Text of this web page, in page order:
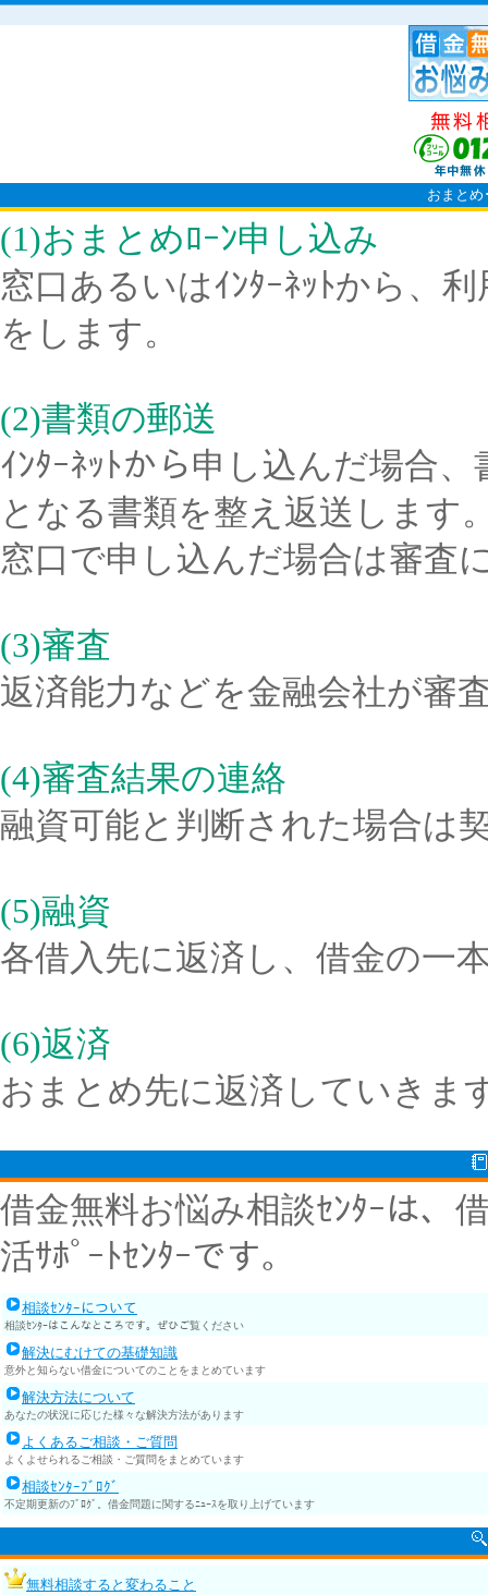
おまとめ
(1)おまとめﾛｰﾝ申し込み
窓口あるいはｲﾝﾀｰﾈｯﾄから、
をします。
(2)書類の郵送
ｲﾝﾀｰﾈｯﾄから申し込んだ場合
となる書類を整え返送します
窓口で申し込んだ場合は審査
(3)審査
返済能力などを金融会社が審
(4)審査結果の連絡
融資可能と判断された場合は
(5)融資
各借入先に返済し、借金の一
(6)返済
おまとめ先に返済していきま
借金無料お悩み相談ｾﾝﾀｰは、
活ｻﾎﾟｰﾄｾﾝﾀｰです。
相談ｾﾝﾀｰについて
相談ｾﾝﾀｰはこんなところです。ぜひご覧ください
解決にむけての基礎知識
意外と知らない借金についてのことをまとめています
解決方法について
あなたの状況に応じた様々な解決方法があります
よくあるご相談・ご質問
よくよせられるご相談・ご質問をまとめています
相談ｾﾝﾀｰﾌﾞﾛｸﾞ
不定期更新のﾌﾞﾛｸﾞ。借金問題に関するﾆｭｰｽを取り上げています
無料相談すると変わること